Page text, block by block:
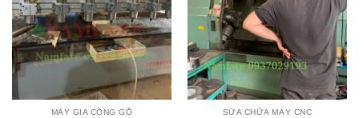
MÁY GIA CÔNG GỖ SỬA CHỮA MÁY CNC